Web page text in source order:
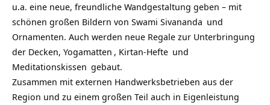
u.a. eine neue, freundliche Wandgestaltung geben – mit
schönen großen Bildern von Swami Sivananda und
Ornamenten. Auch werden neue Regale zur Unterbringung
der Decken, Yogamatten , Kirtan-Hefte und
Meditationskissen gebaut.
Zusammen mit externen Handwerksbetrieben aus der
Region und zu einem großen Teil auch in Eigenleistung